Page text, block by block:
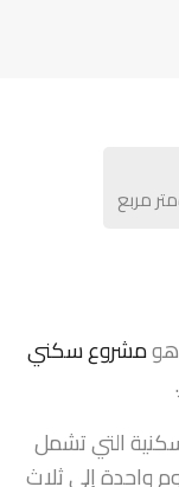
متر مربع
هومشروع سكني
التي تشمل
واحدة إلى ثلاث